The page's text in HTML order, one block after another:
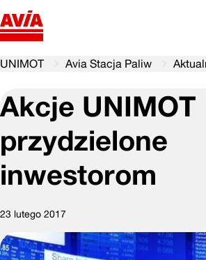
UNIMOT Avia Stacja Paliw
Akcje UNIMOT
przydzielone
inwestorom
23 lutego 2017